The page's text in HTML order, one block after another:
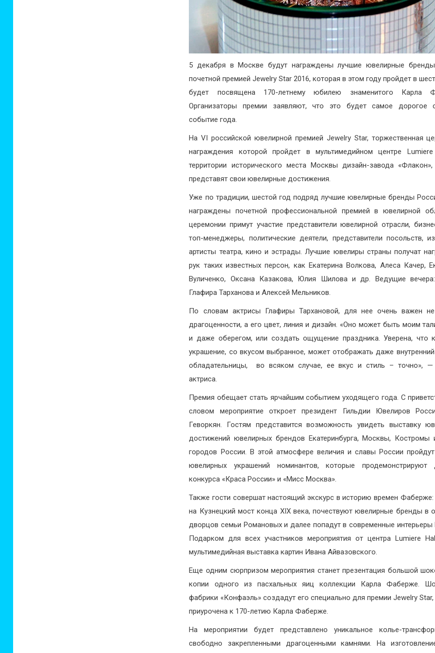
5 декабря в Москве будут награждены лучшие ювелирные
почетной премией Jewelry Star 2016, которая в этом году пройдет в
будет посвящена 170-летнему юбилею знаменитого Карла
Организаторы премии заявляют, что это будет самое дорогое
событие года.
На VI российской ювелирной премией Jewelry Star, торжественная
награждения которой пройдет в мультимедийном центре
территории исторического места Москвы дизайн-завода
представят свои ювелирные достижения.
Уже по традиции, шестой год подряд лучшие ювелирные бренды
награждены почетной профессиональной премией в ювелирной
церемонии примут участие представители ювелирной отрасли,
топ-менеджеры, политические деятели, представители посольств,
артисты театра, кино и эстрады. Лучшие ювелиры страны получат
рук таких известных персон, как Екатерина Волкова, Алеса Качер,
Вуличенко, Оксана Казакова, Юлия Шилова и др. Ведущие
Глафира Тарханова и Алексей Мельников.
По словам актрисы Глафиры Тархановой, для нее очень важен
драгоценности, а его цвет, линия и дизайн. «Оно может быть моим
и даже оберегом, или создать ощущение праздника. Уверена, что
украшение, со вкусом выбранное, может отображать даже
обладательницы, во всяком случае, ее вкус и стиль – точно», —
актриса.
Премия обещает стать ярчайшим событием уходящего года. С
словом мероприятие откроет президент Гильдии Ювелиров
Геворкян. Гостям представится возможность увидеть выставку
достижений ювелирных брендов Екатеринбурга, Москвы, Костромы
городов России. В этой атмосфере величия и славы России
ювелирных украшений номинантов, которые продемонстрируют
конкурса «Краса России» и «Мисс Москва».
Также гости совершат настоящий экскурс в историю времен Фаберже:
на Кузнецкий мост конца XIX века, почествуют ювелирные бренды в
дворцов семьи Романовых и далее попадут в современные
Подарком для всех участников мероприятия от центра Lumiere
мультимедийная выставка картин Ивана Айвазовского.
Еще одним сюрпризом мероприятия станет презентация большой
копии одного из пасхальных яиц коллекции Карла Фаберже.
фабрики «Конфаэль» создадут его специально для премии Jewelry
приурочена к 170-летию Карла Фаберже.
На мероприятии будет представлено уникальное колье-
свободно закрепленными драгоценными камнями. На